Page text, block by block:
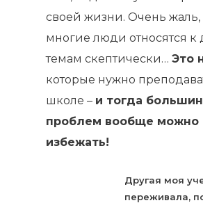
Другая моя
переживала,
своей жизни. Очень жаль,
многие люди относятся к
темам скептически… Это
которые нужно
школе – и тогда
проблем вообще можно
избежать!